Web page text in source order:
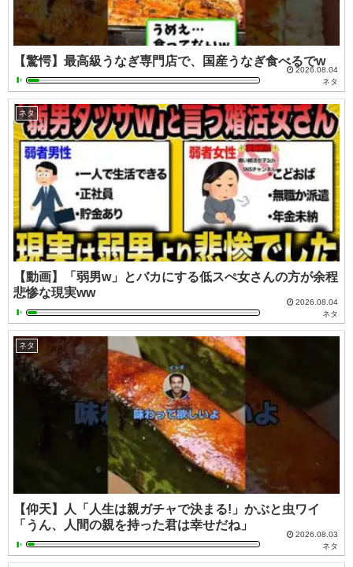
【驚愕】最高級うなぎ専門店で、国産うなぎ食べるでw
2026.08.04
ネタ
ネタ
【動画】「弱男w」とバカにする低スぺ女さんの方が余程
悲惨な現実ww
2026.08.04
ネタ
ネタ
【仰天】人「人生は親ガチャで決まる!」かぶと虫ワイ
「うん、人間の親を持った君は幸せだね」
2026.08.03
ネタ